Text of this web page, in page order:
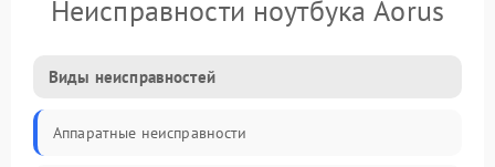
Неисправности ноутбука Aorus
Виды неисправностей
Аппаратные неисправности